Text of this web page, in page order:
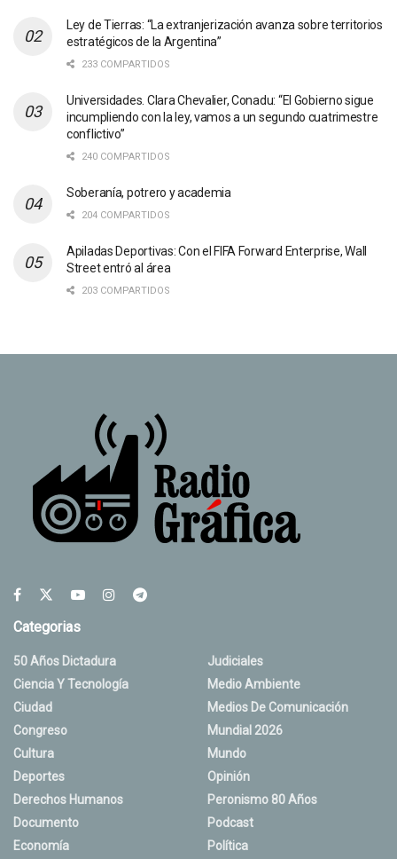
Ley de Tierras: “La extranjerización avanza sobre territorios
estratégicos de la Argentina”
233 COMPARTIDOS
Universidades. Clara Chevalier, Conadu: “El Gobierno sigue
incumpliendo con la ley, vamos a un segundo cuatrimestre
conflictivo”
240 COMPARTIDOS
Soberanía, potrero y academia
204 COMPARTIDOS
Apiladas Deportivas: Con el FIFA Forward Enterprise, Wall
Street entró al área
203 COMPARTIDOS
Categorias
50 Años Dictadura
Ciencia Y Tecnología
Ciudad
Congreso
Cultura
Deportes
Derechos Humanos
Documento
Economía
Judiciales
Medio Ambiente
Medios De Comunicación
Mundial 2026
Mundo
Opinión
Peronismo 80 Años
Podcast
Política